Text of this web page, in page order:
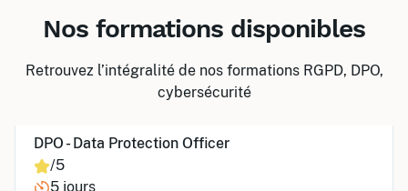
Nos formations disponibles
Retrouvez l’intégralité de nos formations RGPD, DPO,
cybersécurité
DPO - Data Protection Officer
/5
5 jours